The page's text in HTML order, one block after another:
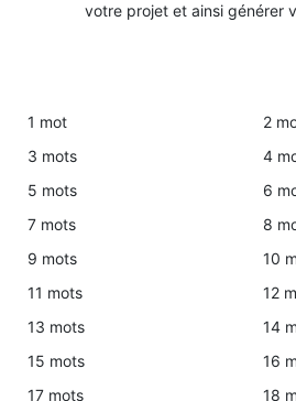
votre projet et ainsi générer
1 mot
2
3 mots
4
5 mots
6
7 mots
8
9 mots
10
11 mots
12
13 mots
14
15 mots
16
17 mots
18